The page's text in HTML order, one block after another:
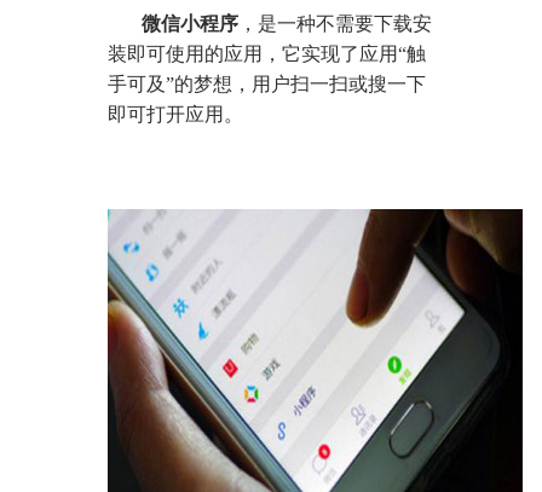
微信小程序 ，是一种不需要下载安
装即可使用的应用，它实现了应用“触
手可及”的梦想，用户扫一扫或搜一下
即可打开应用。